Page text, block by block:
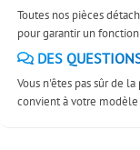
Toutes nos pièces
pour garantir un
DES
Vous n'êtes pas sûr de
convient à votre modèle